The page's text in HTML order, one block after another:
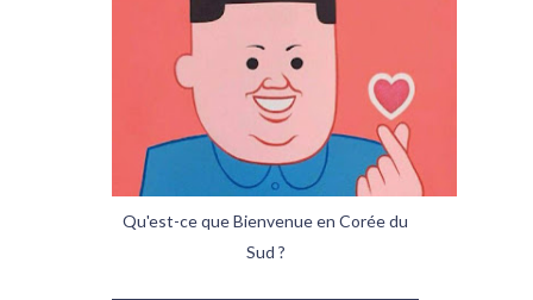
Qu'est-ce que Bienvenue en Corée du
Sud ?